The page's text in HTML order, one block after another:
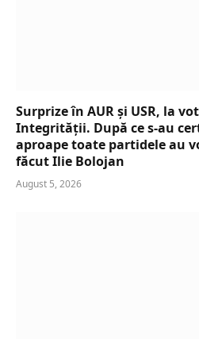
Surprize în AUR și USR, la
Integrității. După ce s-au
aproape toate partidele au
făcut Ilie Bolojan
August 5, 2026